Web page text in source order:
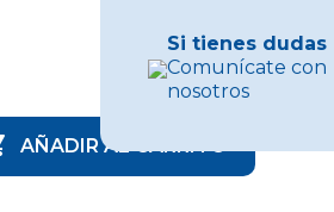
AÑADIR AL CARRITO
Si tienes dudas
Comunícate con
nosotros